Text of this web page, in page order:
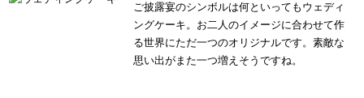
ご披露宴のシンボルは何といってもウェディ
ングケーキ。お二人のイメージに合わせて作
る世界にただ一つのオリジナルです。素敵な
思い出がまた一つ増えそうですね。